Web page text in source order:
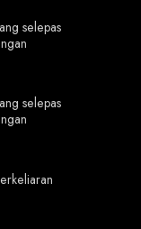
selepas
selepas